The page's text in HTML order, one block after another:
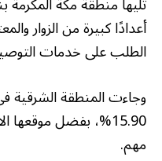
أعدادًا كبيرة من الزوار
الطلب على خدمات
وجاءت المنطقة الشرقية
15.90%، بفضل
مهم.